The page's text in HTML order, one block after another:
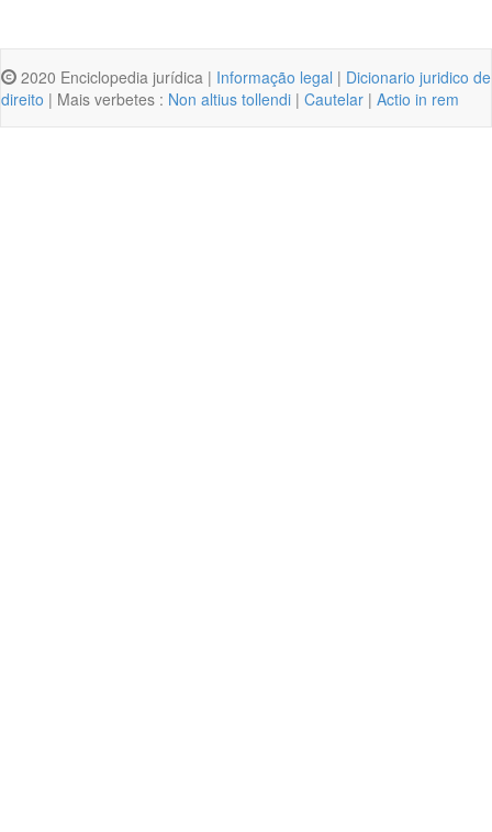
2020 Enciclopedia jurídica | Informação legal | Dicionario juridico de
direito | Mais verbetes : Non altius tollendi | Cautelar | Actio in rem